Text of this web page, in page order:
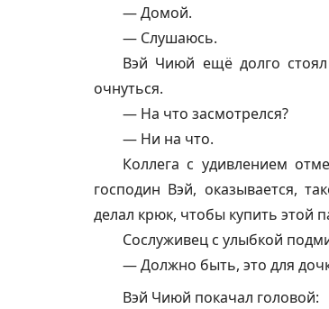
— Домой.
— Слушаюсь.
Вэй Чиюй ещё долго
очнуться.
— На что засмотрелся?
— Ни на что.
Коллега с удивлением
господин Вэй, оказывается,
делал крюк, чтобы купить этой
Сослуживец с улыбкой
— Должно быть, это для
Вэй Чиюй покачал головой: